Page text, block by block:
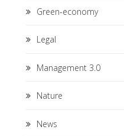
Green-economy
Legal
Management 3.0
Nature
News